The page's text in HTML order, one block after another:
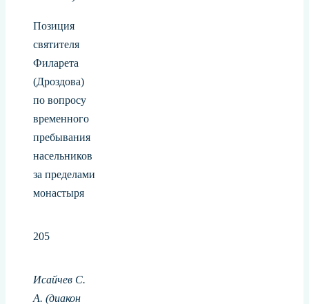
Позиция
святителя
Филарета
(Дроздова)
по вопросу
временного
пребывания
насельников
за пределами
монастыря
205
Исайчев С.
А. (диакон